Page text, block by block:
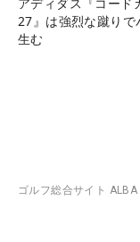
27』は強烈な蹴りで
生む
ゴルフ総合サイト ALBA